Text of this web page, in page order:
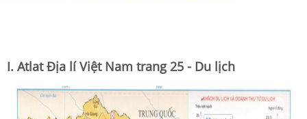
I. Atlat Địa lí Việt Nam trang 25 - Du lịch